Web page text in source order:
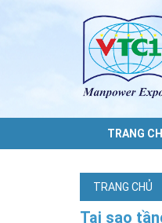
TRANG
TRANG CHỦ
Tại sao